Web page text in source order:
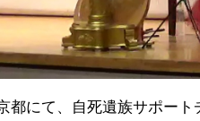
都にて、自死遺族サポー